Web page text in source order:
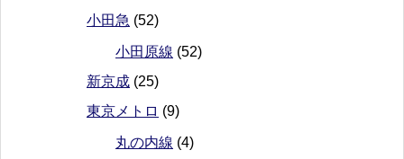
小田急 (52)
小田原線 (52)
新京成 (25)
東京メトロ (9)
丸の内線 (4)